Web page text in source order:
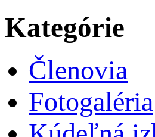
Kategórie
Členovia
Fotogaléria